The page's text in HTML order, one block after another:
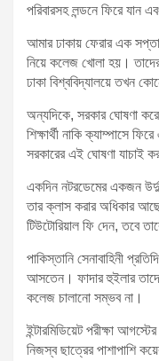
পরিবারসহ লন্ডনে ফিরে যান
আমার ঢাকায় ফেরার এক
নিয়ে কলেজ খোলা হয়।
ঢাকা বিশ্ববিদ্যালয়ে তখন
অন্যদিকে, সরকার ঘোষণা
শিক্ষার্থী নাকি ক্যাম্পাসে
সরকারের এই ঘোষণা যাচাই
একদিন নটরডেমের একজন
তার ক্লাস করার অধিকার
টিউটোরিয়াল ফি দেন, তবে
পাকিস্তানি সেনাবাহিনী
আসতেন। ফাদার হুইলার
কলেজ চালানো সম্ভব না।
ইন্টারমিডিয়েট পরীক্ষা
নিজস্ব ছাত্রের পাশাপাশি